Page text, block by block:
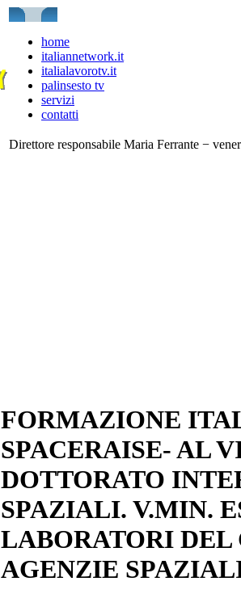
home
italiannetwork.it
italialavorotv.it
palinsesto tv
servizi
contatti
Direttore responsabile Maria Ferrante −
FORMAZIONE
SPACERAISE- AL
DOTTORATO
SPAZIALI. V.MIN.
LABORATORI DEL
AGENZIE